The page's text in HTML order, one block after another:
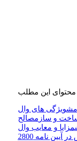
این مطلب
مشویژگی های وال
و ساز مصالح
مزایا و معایب وال
آیین نامه 2800